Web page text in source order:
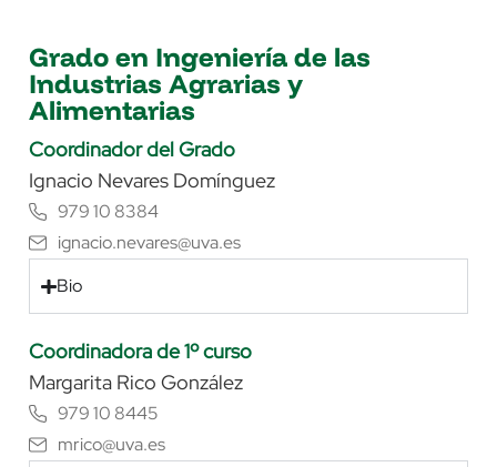
Grado en Ingeniería de las
Industrias Agrarias y
Alimentarias
Coordinador del Grado
Ignacio Nevares Domínguez
979 10 8384
ignacio.nevares@uva.es
Bio
Coordinadora de 1º curso
Margarita Rico González
979 10 8445
mrico@uva.es